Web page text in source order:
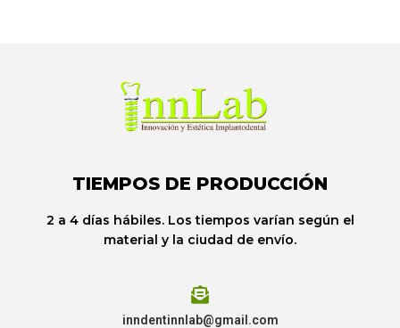
TIEMPOS DE PRODUCCIÓN
2 a 4 días hábiles. Los tiempos varían según el
material y la ciudad de envío.
inndentinnlab@gmail.com